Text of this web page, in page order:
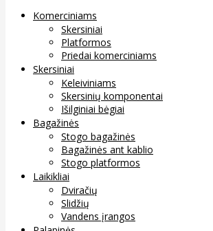
Komerciniams
Skersiniai
Platformos
Priedai komerciniams
Skersiniai
Keleiviniams
Skersinių komponentai
Išilginiai bėgiai
Bagažinės
Stogo bagažinės
Bagažinės ant kablio
Stogo platformos
Laikikliai
Dviračių
Slidžių
Vandens įrangos